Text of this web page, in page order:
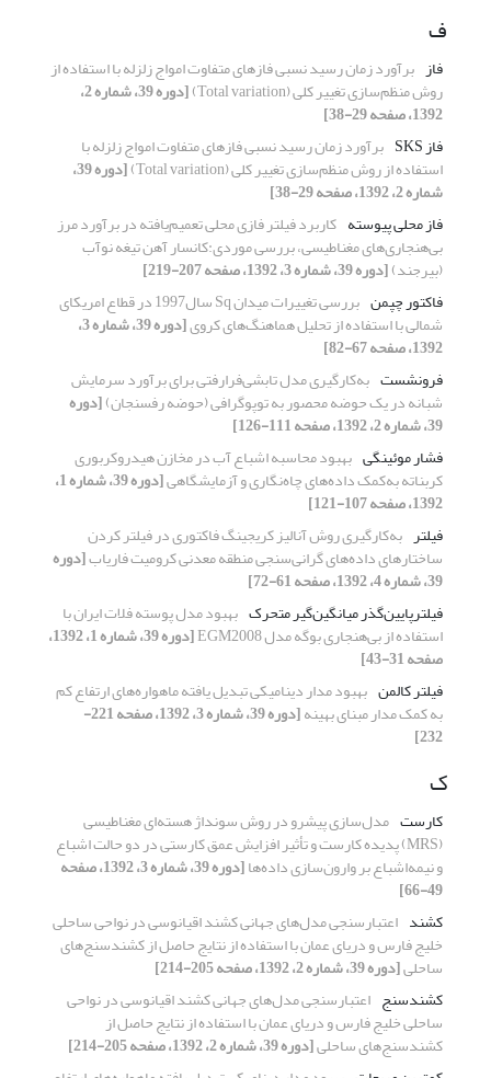
ف
فاز برآورد زمان رسید نسبی فازهای متفاوت امواج زلزله با استفاده از
روش منظم‌سازی تغییر کلی (Total variation) [دوره 39، شماره 2،
1392، صفحه 29-38]
فاز SKS
برآورد زمان رسید نسبی فازهای متفاوت امواج زلزله با
استفاده از روش منظم‌سازی تغییر کلی (Total variation) [دوره 39،
شماره 2، 1392، صفحه 29-38]
فاز محلی پیوسته کاربرد فیلتر فازی محلی تعمیم‌یافته در برآورد مرز
بی‌هنجاری‌های مغناطیسی، بررسی موردی:کانسار آهن تیغه نوآب
(بیرجند)[دوره 39، شماره 3، 1392، صفحه 207-219]
فاکتور چپمن
بررسی تغییرات میدان Sq سال1997 در قطاع امریکای
شمالی با استفاده از تحلیل هماهنگ‌های کروی [دوره 39، شماره 3،
1392، صفحه 67-82]
فرونشست به‌‌کارگیری مدل تابشی‌فرارفتی برای برآورد سرمایش
شبانه در یک حوضه محصور به توپوگرافی (حوضه رفسنجان)[دوره
39، شماره 2، 1392، صفحه 111-126]
فشار موئینگی بهبود محاسبه اشباع آب در مخازن هیدروکربوری
کربناته به‌‌کمک داده‌‌‌های چاه‌نگاری و آزمایشگاهی [دوره 39، شماره 1،
1392، صفحه 107-121]
فیلتر به‌کارگیری روش آنالیز کریجینگ فاکتوری در فیلتر کردن
ساختارهای داده‌های گرانی‌سنجی منطقه معدنی کرومیت فاریاب[دوره
39، شماره 4، 1392، صفحه 61-72]
فیلترپایین‌گذر میانگین‌‌گیر متحرک بهبود مدل پوسته فلات ایران با
استفاده از بی‌هنجاری بوگه مدل EGM2008 [دوره 39، شماره 1، 1392،
صفحه 31-43]
فیلتر کالمن بهبود مدار دینامیکی تبدیل یافته ماهواره‌های ارتفاع کم
به کمک مدار مبنای بهینه [دوره 39، شماره 3، 1392، صفحه 221-
232]
ک
کارست مدل‌سازی پیشرو در روش سونداژ هسته‌ای مغناطیسی
(MRS) پدیده کارست و تأثیر افزایش عمق کارستی در دو حالت اشباع
و نیمه‌اشباع بر وارون‌سازی داده‌ها [دوره 39، شماره 3، 1392، صفحه
49-66]
کشند اعتبار‌سنجی مدل‌های جهانی کشند اقیانوسی در نواحی ساحلی
خلیج فارس و دریای عمان با استفاده از نتایج حاصل از کشندسنج‌های
ساحلی[دوره 39، شماره 2، 1392، صفحه 205-214]
کشندسنج اعتبار‌سنجی مدل‌های جهانی کشند اقیانوسی در نواحی
ساحلی خلیج فارس و دریای عمان با استفاده از نتایج حاصل از
کشندسنج‌های ساحلی[دوره 39، شماره 2، 1392، صفحه 205-214]